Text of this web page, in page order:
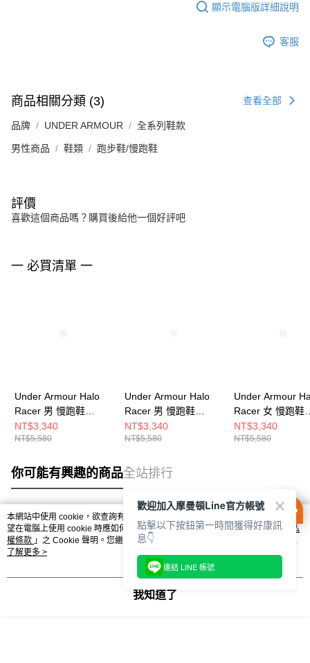
顯示電腦版詳細說明
客服
商品相關分類 (3) 查看全部
品牌 UNDER ARMOUR 全系列鞋款
男性商品 鞋類 跑步鞋/慢跑鞋
評價
喜歡這個商品嗎？購買後給他一個好評吧
一 必買清單 一
Under Armour Halo
Racer 男 慢跑鞋
6007639-002
NT$3,340
NT$5,580
Under Armour Halo
Racer 男 慢跑鞋
6007639-110
NT$3,340
NT$5,580
Under Armour
Racer 女 慢跑鞋
6007641-110
NT$3,340
NT$5,580
你可能有興趣的商品全站排行
熱門標籤
本網站中使用 cookie，欲查詢有關本網站使用 cookie 方式之詳情，及若您不希
望在電腦上使用 cookie 時應如何變更電腦的 cookie 設定，請參閱本網站「
隱私
權條款 」之 Cookie 聲明。您繼續使用本網站即表示您同意本公司得按本網站使
用條款之 Cookie 聲明使用 cookie。
了解更多 >
我知道了
歡迎加入摩曼頓Line官方帳號
點擊以下按鈕第一時間獲得好康訊
息👇
連結 LINE 帳號